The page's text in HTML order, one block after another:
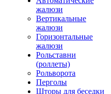
жалюзи
Вертикальные
жалюзи
Горизонтальные
жалюзи
Рольставни
(роллеты)
Рольворота
Перголы
Шторы для беседки